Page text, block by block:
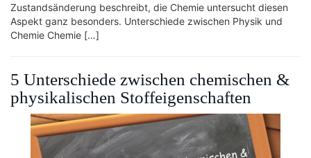
Zustandsänderung beschreibt, die Chemie untersucht diesen
Aspekt ganz besonders. Unterschiede zwischen Physik und
Chemie Chemie […]
5 Unterschiede zwischen chemischen &
physikalischen Stoffeigenschaften